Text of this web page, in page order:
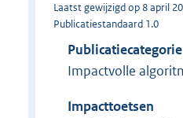
Laatst gewijzigd op 8 april
Publicatiestandaard 1.0
Publicatiecategorie
Impactvolle
Impacttoetsen